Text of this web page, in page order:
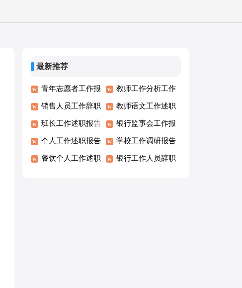
最新推荐
青年志愿者工作报
告
教师工作分析工作
报告
销售人员工作辞职
报告
教师语文工作述职
报告
班长工作述职报告 银行监事会工作报
告
个人工作述职报告 学校工作调研报告
餐饮个人工作述职 银行工作人员辞职